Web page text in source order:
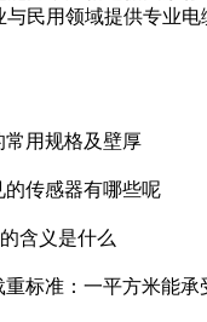
民用领域提供专业电
常用规格及壁厚
的传感器有哪些呢
含义是什么
重标准：一平方米能承